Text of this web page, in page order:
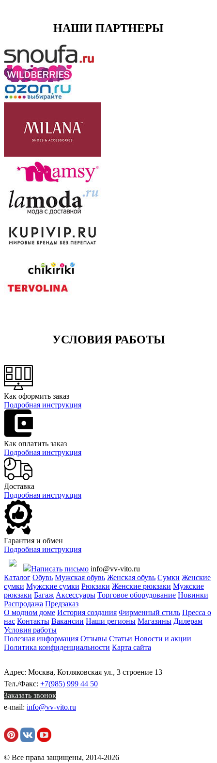
НАШИ ПАРТНЕРЫ
УСЛОВИЯ РАБОТЫ
Как оформить заказ
Подробная инструкция
Как оплатить заказ
Подробная инструкция
Доставка
Подробная инструкция
Гарантия и обмен
Подробная инструкция
Написать письмо info@vv-vito.ru
Каталог Обувь Мужская обувь Женская обувь Сумки Женские
сумки Мужские сумки Рюкзаки Женские рюкзаки Мужские
рюкзаки Багаж Аксессуары Торговое оборудование Новинки
Распродажа Предзаказ
О модном доме История создания Фирменный стиль Пресса о
нас Контакты Вакансии Наши регионы Магазины Дилерам
Условия работы
Полезная информация Отзывы Статьи Новости и акции
Политика конфиденциальности Карта сайта
Адрес: Москва, Котляковская ул., 3 строение 13
Тел./Факс: +7(985) 999 44 50
Заказать звонок
e-mail: info@vv-vito.ru
© Все права защищены, 2014-2026